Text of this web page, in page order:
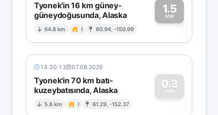
Tyonek'in 16 km güney-
güneydoğusunda, Alaska
64.8 km I 60.94, -150.99
1.5
MW1
14:30:13 07.08.2026
Tyonek'in 70 km batı-
kuzeybatısında, Alaska
5.8 km I 61.29, -152.37
0.3
MW